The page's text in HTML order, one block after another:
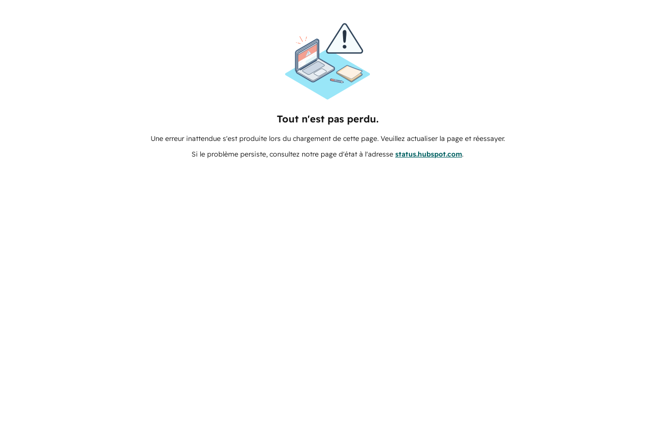
Tout n'est pas perdu.
Une erreur inattendue s'est produite lors du chargement de cette page. Veuillez actualiser la page et réessayer.
Si le problème persiste, consultez notre page d'état à l'adresse status.hubspot.com.